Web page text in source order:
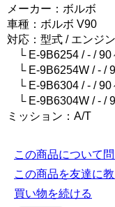
メーカー：ボルボ
車種：ボルボ V90
対応：型式 / エンジ
└ E-9B6254 / - / 90
└ E-9B6254W / - /
└ E-9B6304 / - / 90
└ E-9B6304W / - /
ミッション：A/T
この商品について
この商品を友達に
買い物を続ける